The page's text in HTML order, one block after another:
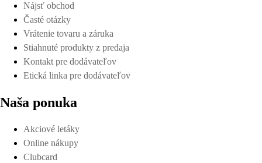
Nájsť obchod
Časté otázky
Vrátenie tovaru a záruka
Stiahnuté produkty z predaja
Kontakt pre dodávateľov
Etická linka pre dodávateľov
Naša ponuka
Akciové letáky
Online nákupy
Clubcard